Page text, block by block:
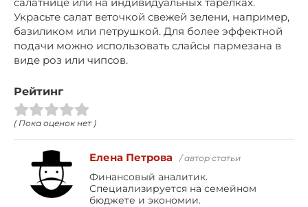
Украсьте салат веточкой свежей зелени, например,
базиликом или петрушкой. Для более эффектной
подачи можно использовать слайсы пармезана в
виде роз или чипсов.
Рейтинг
( Пока оценок нет )
Елена Петрова / автор статьи
Финансовый аналитик.
Специализируется на семейном
бюджете и экономии.